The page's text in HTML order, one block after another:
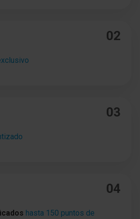
Stop
81 kW CDTI DPF
02
03
04
hasta 150 puntos de